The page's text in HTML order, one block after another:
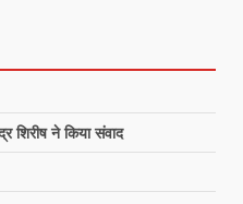
शिरीष ने किया संवाद